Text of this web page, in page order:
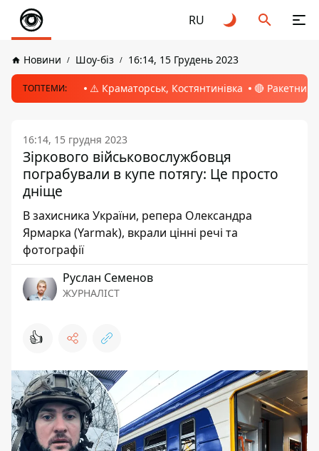
RU
Новини Шоу-біз 16:14, 15 Грудень 2023
ТОПТЕМИ: ⚠️ Краматорськ, Костянтинівка 🔴 Ракетний
16:14, 15 грудня 2023
Зіркового військовослужбовця
пограбували в купе потягу: Це просто
дніще
В захисника України, репера Олександра
Ярмарка (Yarmak), вкрали цінні речі та
фотографії
Руслан Семенов
ЖУРНАЛІСТ
👍